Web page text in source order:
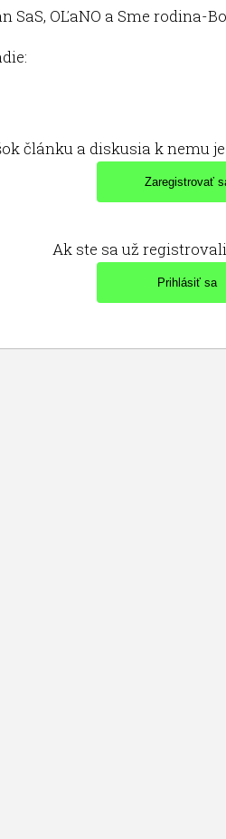
SaS, OĽaNO a Sme rodina-
článku a diskusia k nemu
Ak ste sa už